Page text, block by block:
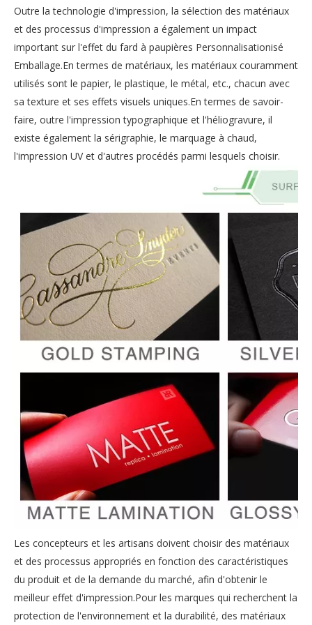
Outre la technologie d'impression, la sélection des matériaux
et des processus d'impression a également un impact
important sur l'effet du fard à paupières Personnalisationisé
Emballage.En termes de matériaux, les matériaux couramment
utilisés sont le papier, le plastique, le métal, etc., chacun avec
sa texture et ses effets visuels uniques.En termes de savoir-
faire, outre l'impression typographique et l'héliogravure, il
existe également la sérigraphie, le marquage à chaud,
l'impression UV et d'autres procédés parmi lesquels choisir.
Les concepteurs et les artisans doivent choisir des matériaux
et des processus appropriés en fonction des caractéristiques
du produit et de la demande du marché, afin d'obtenir le
meilleur effet d'impression.Pour les marques qui recherchent la
protection de l'environnement et la durabilité, des matériaux